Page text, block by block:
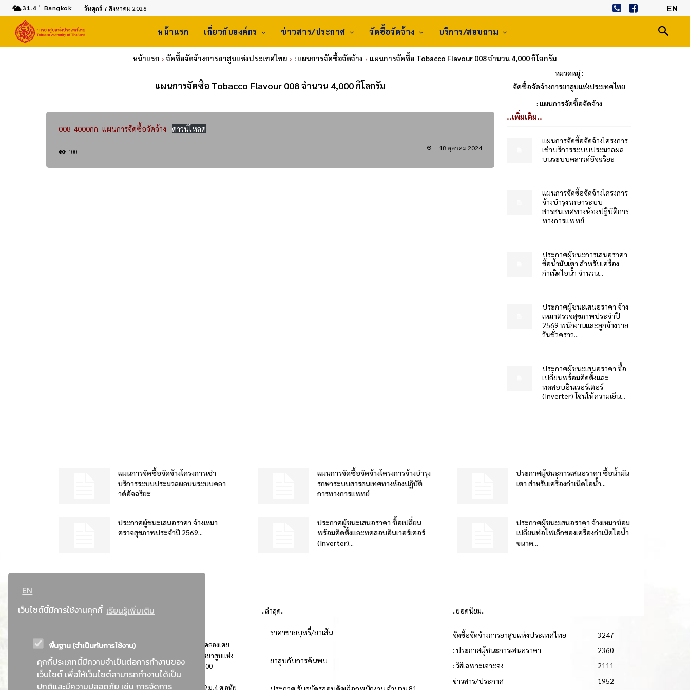
EN
เว็บไซต์นี้มีการใช้งานคุกกี้ เรียนรู้เพิ่มเติม
พื้นฐาน (จำเป็นกับการใช้งาน)
คุกกี้ประเภทนี้มีความจำเป็นต่อการทำงานของ
เว็บไซต์ เพื่อให้เว็บไซต์สามารถทำงานได้เป็น
ปกติและมีความปลอดภัย เช่น การจัดการ
31.4 C Bangkok วันศุกร์ 7 สิงหาคม 2026 EN
หน้าแรก เกี่ยวกับองค์กร ข่าวสาร/ประกาศ จัดซื้อจัดจ้าง บริการ/สอบถาม
หน้าแรก จัดซื้อจัดจ้างการยาสูบแห่งประเทศไทย : แผนการจัดซื้อจัดจ้าง แผนการจัดซื้อ Tobacco Flavour 008 จำนวน 4,000 กิโลกรัม
แผนการจัดซื้อ Tobacco Flavour 008 จำนวน 4,000 กิโลกรัม
หมวดหมู่ :
จัดซื้อจัดจ้างการยาสูบแห่งประเทศไทย
: แผนการจัดซื้อจัดจ้าง
008-4000กก.-แผนการจัดซื้อจัดจ้าง ดาวน์โหลด
100 18 ตุลาคม 2024
..เพิ่มเติม..
แผนการจัดซื้อจัดจ้างโครงการ
เช่าบริการระบบประมวลผล
บนระบบคลาวด์อัจฉริยะ
แผนการจัดซื้อจัดจ้างโครงการ
จ้างบำรุงรกษาระบบ
สารสนเทศทางห้องปฏิบัติการ
ทางการแพทย์
ประกาศผู้ชนะการเสนอราคา
ซื้อน้ำมันเตา สำหรับเครื่อง
กำเนิดไอน้ำ จำนวน...
ประกาศผู้ชนะเสนอราคา จ้าง
เหมาตรวจสุขภาพประจำปี
2569 พนักงานและลูกจ้างราย
วันชั่วคราว...
ประกาศผู้ชนะเสนอราคา ซื้อ
เปลี่ยนพร้อมติดตั้งและ
ทดสอบอินเวอร์เตอร์
(Inverter) โซนให้ความเย็น...
แผนการจัดซื้อจัดจ้างโครงการเช่า
บริการระบบประมวลผลบนระบบคลา
วด์อัจฉริยะ
แผนการจัดซื้อจัดจ้างโครงการจ้างบำรุง
รกษาระบบสารสนเทศทางห้องปฏิบัติ
การทางการแพทย์
ประกาศผู้ชนะการเสนอราคา ซื้อน้ำมัน
เตา สำหรับเครื่องกำเนิดไอน้ำ...
ประกาศผู้ชนะเสนอราคา จ้างเหมา
ตรวจสุขภาพประจำปี 2569...
ประกาศผู้ชนะเสนอราคา ซื้อเปลี่ยน
พร้อมติดตั้งและทดสอบอินเวอร์เตอร์
(Inverter)...
ประกาศผู้ชนะเสนอราคา จ้างเหมาซ่อม
เปลี่ยนท่อไฟเล็กของเครื่องกำเนิดไอน้ำ
ขนาด...
ที่อยู่ : 184 ถนนพระรามที่ 4 แขวงคลองเตย เขตคลองเตย
กรุงเทพมหานคร 10110 ติดต่อประชาสัมพันธ์ การยาสูบแห่ง
ประเทศไทย Call center โทร. 0-2229-1000
การยาสูบแห่งประเทศไทย พระนครศรีอยุธยา : 999 ม.4 ต.อุทัย
..ล่าสุด..
ราคาขายบุหรี่/ยาเส้น
ยาสูบกับการค้นพบ
..ยอดนิยม..
จัดซื้อจัดจ้างการยาสูบแห่งประเทศไทย
3247
: ประกาศผู้ชนะการเสนอราคา
2360
: วิธีเฉพาะเจาะจง
2111
ข่าวสาร/ประกาศ
1952